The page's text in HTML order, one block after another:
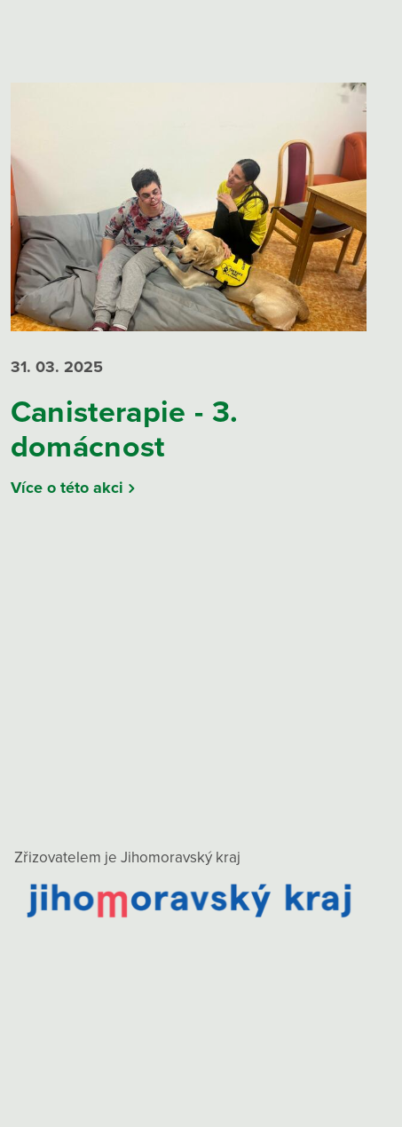
31. 03. 2025
Canisterapie - 3.
domácnost
Více o této akci
Zřizovatelem je Jihomoravský kraj